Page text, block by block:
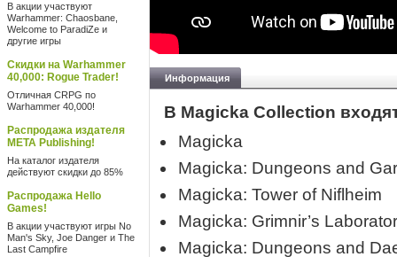
В акции участвуют
Warhammer: Chaosbane,
Welcome to ParadiZe и
другие игры
Скидки на Warhammer
40,000: Rogue Trader!
Отличная CRPG по
Warhammer 40,000!
Распродажа издателя
META Publishing!
На каталог издателя
действуют скидки до 85%
Распродажа Hello
Games!
В акции участвуют игры No
Man's Sky, Joe Danger и The
Last Campfire
Информация
В Magicka Collection
Magicka
Magicka: Dungeons and
Magicka: Tower of Niflheim
Magicka: Grimnir’s
Magicka: Dungeons and